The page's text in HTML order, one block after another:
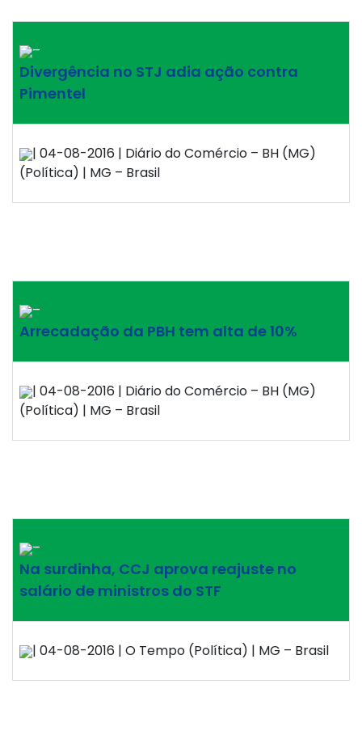
–
Divergência no STJ adia ação contra
Pimentel
| 04-08-2016 | Diário do Comércio – BH (MG)
(Política) | MG – Brasil
–
Arrecadação da PBH tem alta de 10%
| 04-08-2016 | Diário do Comércio – BH (MG)
(Política) | MG – Brasil
–
Na surdinha, CCJ aprova reajuste no
salário de ministros do STF
| 04-08-2016 | O Tempo (Política) | MG – Brasil